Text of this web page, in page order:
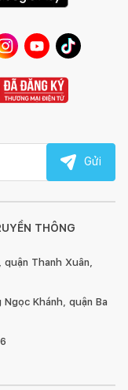
THÔNG
Thanh Xuân,
Khánh, quận Ba
Gửi